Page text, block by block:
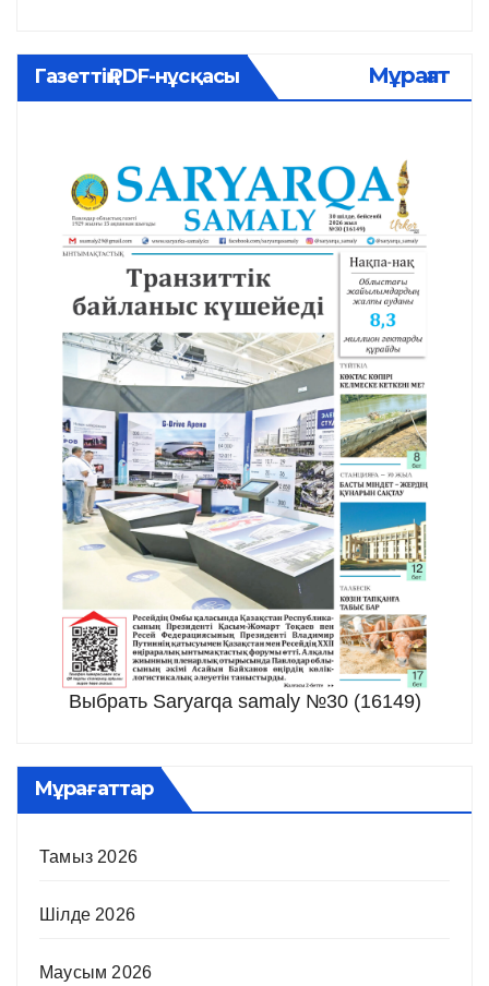
Газеттің PDF-нұсқасы Мұрағат
Выбрать Saryarqa samaly №30 (16149)
Мұрағаттар
Тамыз 2026
Шілде 2026
Маусым 2026